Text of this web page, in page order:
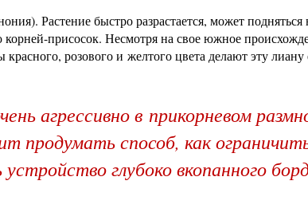
Растение быстро разрастается, может
присосок. Несмотря на свое южное
красного, розового и желтого цвета делают эту
агрессивно в прикорневом
продумать способ, как
глубоко вкопанного